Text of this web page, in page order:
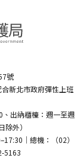
號
新北市政府彈性上班
出納櫃檯：週一至週
外）
｜總機：（02）
5163